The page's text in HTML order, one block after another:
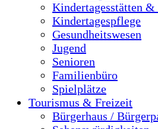
Kindertagesstätten &
Kindertagespflege
Gesundheitswesen
Jugend
Senioren
Familienbüro
Spielplätze
Tourismus & Freizeit
Bürgerhaus /